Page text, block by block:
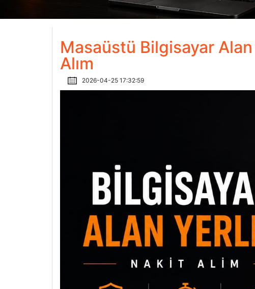
Masaüstü Bilgisayar
Alım
2026-04-25 17:32:59